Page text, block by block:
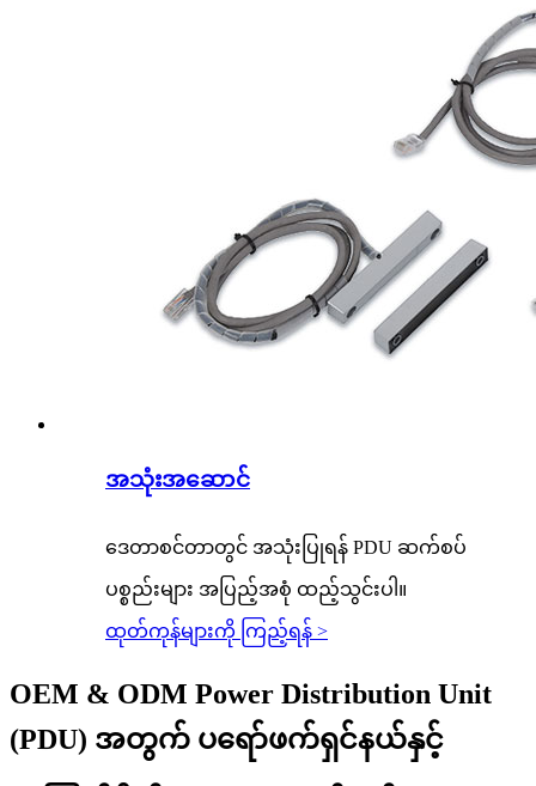
အသုံးအဆောင်
ဒေတာစင်တာတွင် အသုံးပြုရန် PDU ဆက်စပ်
ပစ္စည်းများ အပြည့်အစုံ ထည့်သွင်းပါ။
ထုတ်ကုန်များကို ကြည့်ရန် >
OEM & ODM Power Distribution Unit
(PDU) အတွက် ပရော်ဖက်ရှင်နယ်နှင့်